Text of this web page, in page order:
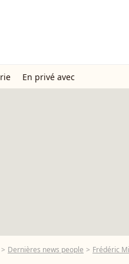
En privé avec
Dernières news people Frédéric